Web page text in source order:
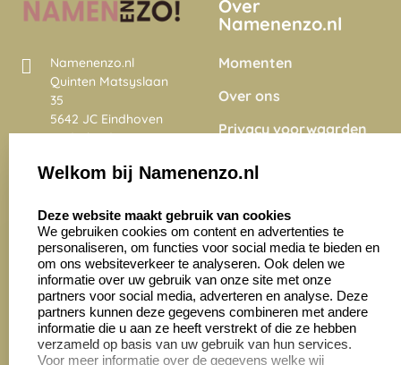
Namenenzo.nl
Quinten Matsyslaan
35
5642 JC Eindhoven
Nederland
4028 beoordelingen
Over
Namenenzo.nl
Momenten
Over ons
Privacy voorwaarden
Onze vacatures
Zakelijk:
Aanvraag op maat
Cadeaubonnen
Klantenservice:
Contact opnemen
Veelgestelde vragen
Welkom bij Namenenzo.nl
Deze website maakt gebruik van cookies
We gebruiken cookies om content en advertenties te
personaliseren, om functies voor social media te bieden en
om ons websiteverkeer te analyseren. Ook delen we
informatie over uw gebruik van onze site met onze
partners voor social media, adverteren en analyse. Deze
partners kunnen deze gegevens combineren met andere
informatie die u aan ze heeft verstrekt of die ze hebben
verzameld op basis van uw gebruik van hun services.
Voor meer informatie over de gegevens welke wij